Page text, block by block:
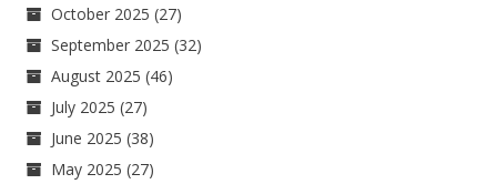
October 2025 (27)
September 2025 (32)
August 2025 (46)
July 2025 (27)
June 2025 (38)
May 2025 (27)